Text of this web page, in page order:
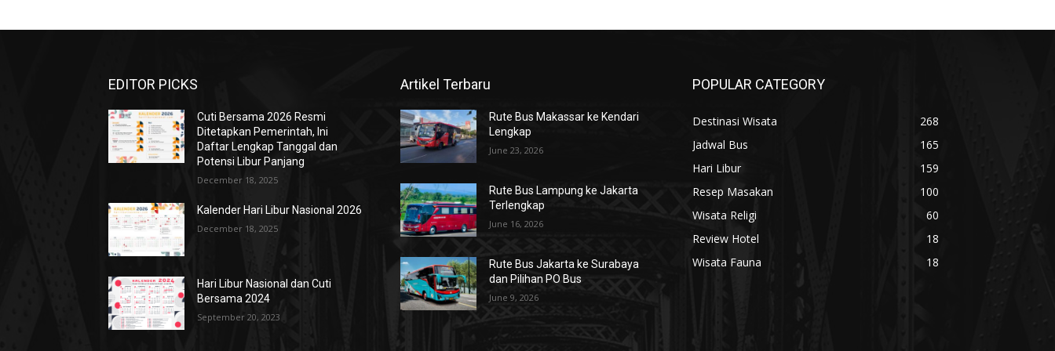
EDITOR PICKS
Cuti Bersama 2026 Resmi
Ditetapkan Pemerintah, Ini
Daftar Lengkap Tanggal dan
Potensi Libur Panjang
December 18, 2025
Kalender Hari Libur Nasional 2026
December 18, 2025
Hari Libur Nasional dan Cuti
Bersama 2024
September 20, 2023
Artikel Terbaru
Rute Bus Makassar ke Kendari
Lengkap
June 23, 2026
Rute Bus Lampung ke Jakarta
Terlengkap
June 16, 2026
Rute Bus Jakarta ke Surabaya
dan Pilihan PO Bus
June 9, 2026
POPULAR CATEGORY
Destinasi Wisata
268
Jadwal Bus
165
Hari Libur
159
Resep Masakan
100
Wisata Religi
60
Review Hotel
18
Wisata Fauna
18